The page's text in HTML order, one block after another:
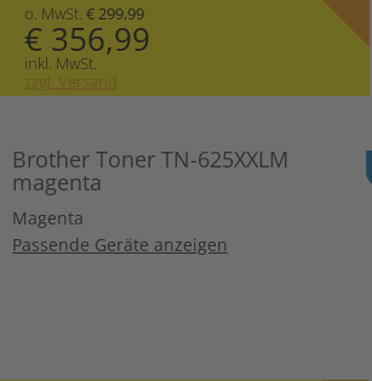
o. MwSt. € 299,99
€ 356,99
inkl. MwSt.
zzgl. Versand
Brother Toner TN-625XXLM
magenta
Magenta
Passende Geräte anzeigen